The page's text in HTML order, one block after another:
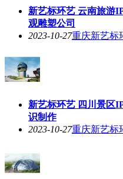
新艺标环艺 云南旅游
观雕塑公司
2023-10-27重庆新艺标
新艺标环艺 四川景区
识制作
2023-10-27重庆新艺标